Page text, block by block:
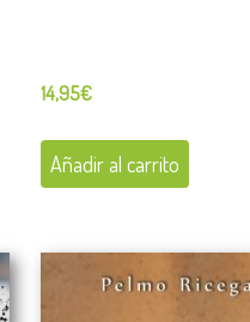
14,95€
Añadir al carrito